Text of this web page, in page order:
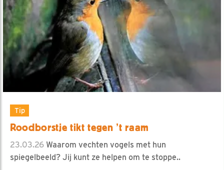
Tip
Roodborstje tikt tegen ’t raam
23.03.26 Waarom vechten vogels met hun
spiegelbeeld? Jij kunt ze helpen om te stoppe..